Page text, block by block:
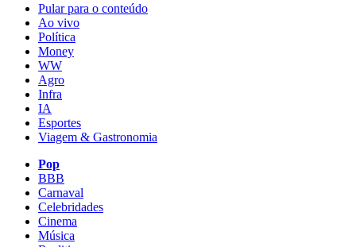
Pular para o conteúdo
Ao vivo
Política
Money
WW
Agro
Infra
IA
Esportes
Viagem & Gastronomia
Pop
BBB
Carnaval
Celebridades
Cinema
Música